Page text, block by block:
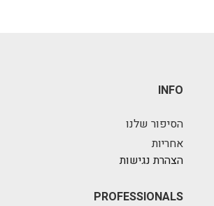
INFO
הסיפור שלנו
אחריות
הצהרת נגישות
PROFESSIONALS